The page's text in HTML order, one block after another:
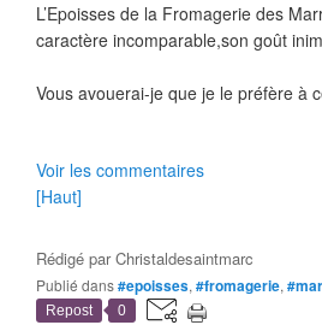
L’Epoisses de la Fromagerie des
caractère incomparable,son goût
Vous avouerai-je que je le préfère à
Voir les commentaires
[Haut]
Rédigé parChristaldesaintmarc
Publié dans#epoisses, #fromagerie,
Repost 0